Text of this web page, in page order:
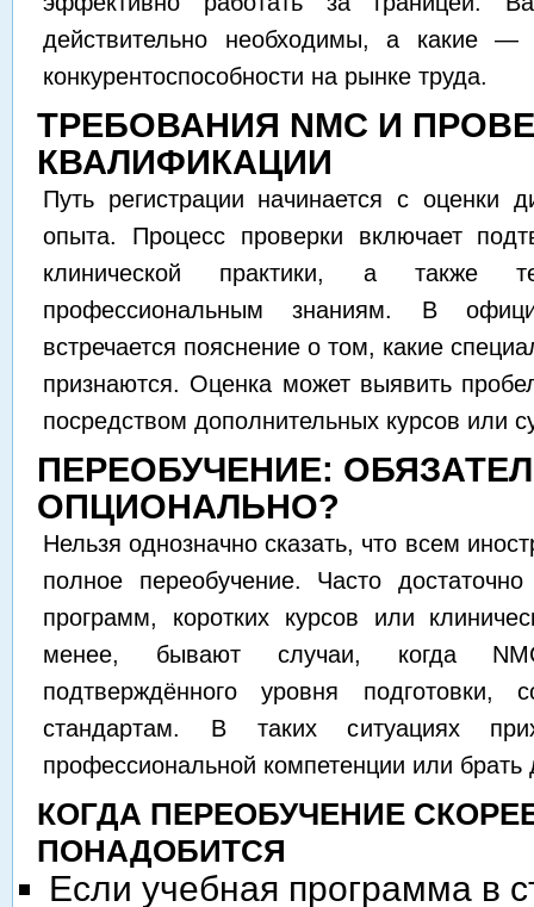
действительно необходимы, а какие
конкурентоспособности на рынке труда.
ТРЕБОВАНИЯ NMC И
КВАЛИФИКАЦИИ
Путь регистрации начинается с оценки
опыта. Процесс проверки включает
клинической практики, а также
профессиональным знаниям. В
встречается пояснение о том, какие
признаются. Оценка может выявить
посредством дополнительных курсов или
ПЕРЕОБУЧЕНИЕ:
ОПЦИОНАЛЬНО?
Нельзя однозначно сказать, что всем
полное переобучение. Часто
программ, коротких курсов или
менее, бывают случаи, когда
подтверждённого уровня подготовки,
стандартам. В таких ситуациях
профессиональной компетенции или
КОГДА ПЕРЕОБУЧЕНИЕ
ПОНАДОБИТСЯ
Если учебная программа в